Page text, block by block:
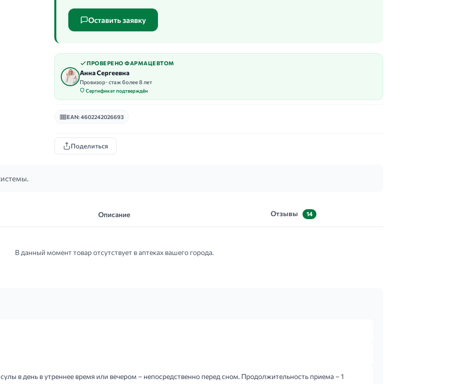
Оставить заявку
ПРОВЕРЕНО ФАРМАЦЕВТОМ
Анна Сергеевна
Провизор · стаж более 8 лет
Сертификат подтверждён
EAN: 4602242026693
Поделиться
Описание Отзывы 14
В данный момент товар отсутствует в аптеках вашего города.
в день в утреннее время или вечером – непосредственно перед сном. Продолжительность приема – 1